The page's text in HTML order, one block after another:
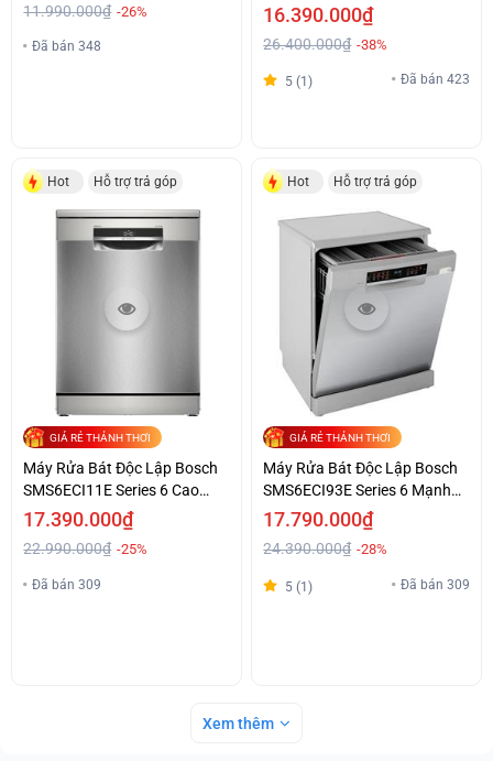
11.990.000₫ -26%
Đã bán 348
16.390.000₫
26.400.000₫ -38%
5 (1) Đã bán 423
Hot Hỗ trợ trả góp
GIÁ RẺ THẢNH THƠI
Máy Rửa Bát Độc Lập Bosch
SMS6ECI11E Series 6 Cao
Cấp Giá Tốt
17.390.000₫
22.990.000₫ -25%
Đã bán 309
Hot Hỗ trợ trả góp
GIÁ RẺ THẢNH THƠI
Máy Rửa Bát Độc Lập Bosch
SMS6ECI93E Series 6 Mạnh
Mẽ Chính Hãng
17.790.000₫
24.390.000₫ -28%
5 (1) Đã bán 309
Xem thêm